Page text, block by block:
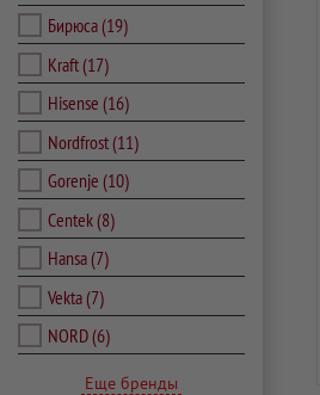
Бирюса(19)
Kraft(17)
Hisense (16)
Nordfrost(11)
Gorenje (10)
Centek(8)
Hansa(7)
Vekta(7)
NORD(6)
Еще бренды